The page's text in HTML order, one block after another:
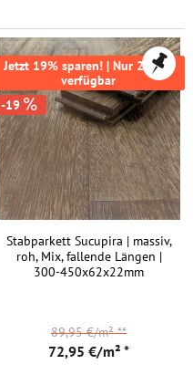
Jetzt 19% sparen! | Nur 242m²
verfügbar
-19
Stabparkett Sucupira | massiv,
roh, Mix, fallende Längen |
300-450x62x22mm
72,95 €/m² *
89,95 €/m²**